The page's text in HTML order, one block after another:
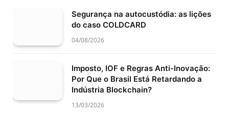
Segurança na autocustódia: as lições
do caso COLDCARD
04/08/2026
Imposto, IOF e Regras Anti-Inovação:
Por Que o Brasil Está Retardando a
Indústria Blockchain?
13/03/2026